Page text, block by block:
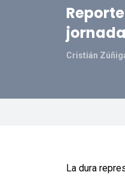
Cristián
La dura